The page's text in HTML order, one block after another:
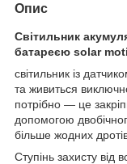
Опис
Світильник
батареєю solar
світильник із
та живиться
потрібно — це
допомогою
більше жодних
Ступінь захисту